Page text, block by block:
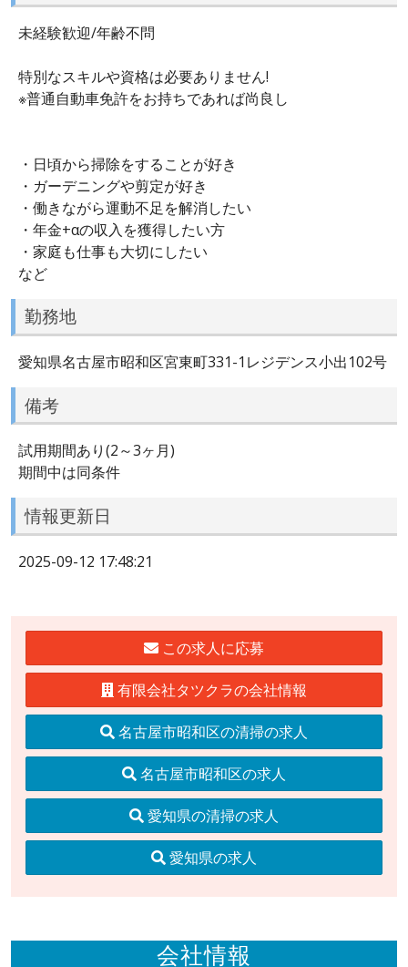
未経験歓迎/年齢不問
特別なスキルや資格は必要ありません!
※普通自動車免許をお持ちであれば尚良し
・日頃から掃除をすることが好き
・ガーデニングや剪定が好き
・働きながら運動不足を解消したい
・年金+αの収入を獲得したい方
・家庭も仕事も大切にしたい
など
勤務地
愛知県名古屋市昭和区宮東町331-1レジデンス小出102号
備考
試用期間あり(2～3ヶ月)
期間中は同条件
情報更新日
2025-09-12 17:48:21
この求人に応募
有限会社タツクラの会社情報
名古屋市昭和区の清掃の求人
名古屋市昭和区の求人
愛知県の清掃の求人
愛知県の求人
会社情報